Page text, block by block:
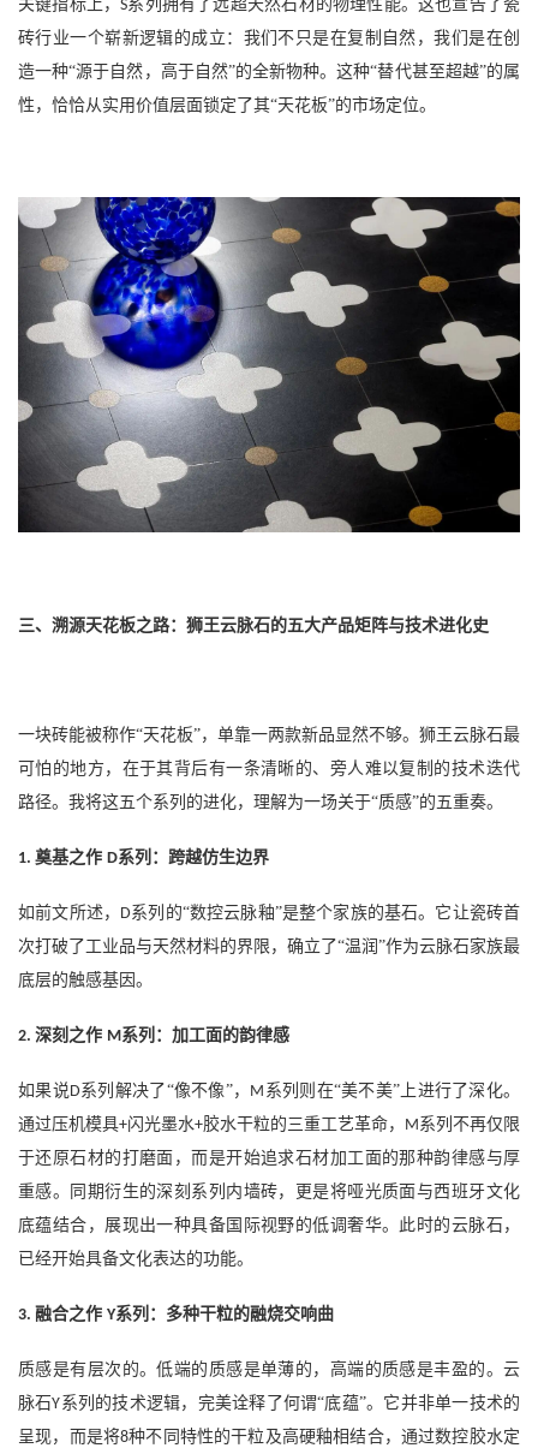
关键指标上，S系列拥有了远超天然石材的物理性能。这也宣告了瓷
砖行业一个崭新逻辑的成立：我们不只是在复制自然，我们是在创
造一种“源于自然，高于自然”的全新物种。这种“替代甚至超越”的属
性，恰恰从实用价值层面锁定了其“天花板”的市场定位。
三、溯源天花板之路：狮王云脉石的五大产品矩阵与技术进化史
一块砖能被称作“天花板”，单靠一两款新品显然不够。狮王云脉石最
可怕的地方，在于其背后有一条清晰的、旁人难以复制的技术迭代
路径。我将这五个系列的进化，理解为一场关于“质感”的五重奏。
1. 奠基之作 D系列：跨越仿生边界
如前文所述， D系列的“数控云脉釉”是整个家族的基石。它让瓷砖首
次打破了工业品与天然材料的界限，确立了“温润”作为云脉石家族最
底层的触感基因。
2. 深刻之作 M系列：加工面的韵律感
如果说D系列解决了“像不像”， M 系列则在“美不美”上进行了深化。
通过压机模具+闪光墨水+胶水干粒的三重工艺革命， M系列不再仅限
于还原石材的打磨面，而是开始追求石材加工面的那种韵律感与厚
重感。同期衍生的深刻系列内墙砖，更是将哑光质面与西班牙文化
底蕴结合，展现出一种具备国际视野的低调奢华。此时的云脉石，
已经开始具备文化表达的功能。
3. 融合之作 Y系列：多种干粒的融烧交响曲
质感是有层次的。低端的质感是单薄的，高端的质感是丰盈的。云
脉石Y系列的技术逻辑，完美诠释了何谓“底蕴”。它并非单一技术的
呈现，而是将8种不同特性的干粒及高硬釉相结合，通过数控胶水定